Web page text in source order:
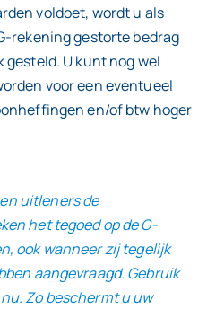
voldoet, wordt u als
rekening gestorte bedrag
U kunt nog wel
voor een eventueel
en/of btw hoger
uitleners de
het tegoed op de G-
ook wanneer zij tegelijk
aangevraagd. Gebruik
Zo beschermt u uw